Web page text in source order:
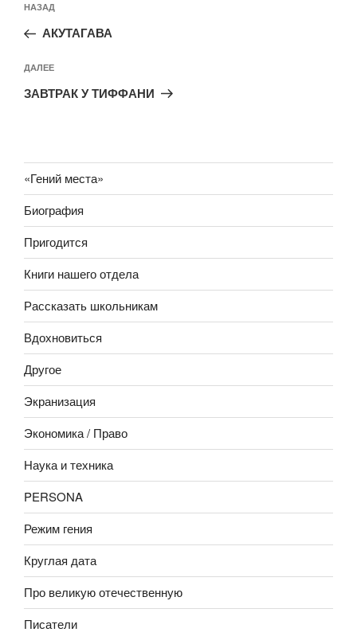
по
записям
Предыдущая
запись:
НАЗАД
АКУТАГАВА
Следующая
запись
ДАЛЕЕ
ЗАВТРАК У ТИФФАНИ
«Гений места»
Биография
Пригодится
Книги нашего отдела
Рассказать школьникам
Вдохновиться
Другое
Экранизация
Экономика / Право
Наука и техника
PERSONA
Режим гения
Круглая дата
Про великую отечественную
Писатели